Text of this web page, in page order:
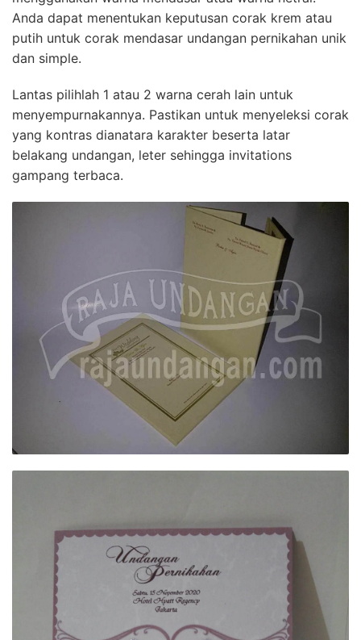
Anda dapat menentukan keputusan corak krem atau
putih untuk corak mendasar undangan pernikahan unik
dan simple.
Lantas pilihlah 1 atau 2 warna cerah lain untuk
menyempurnakannya. Pastikan untuk menyeleksi corak
yang kontras dianatara karakter beserta latar
belakang undangan, leter sehingga invitations
gampang terbaca.